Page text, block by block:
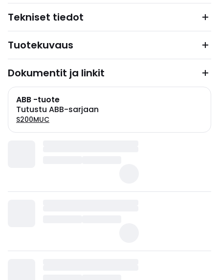
Tekniset tiedot
Tuotekuvaus
Dokumentit ja linkit
ABB -tuote
Tutustu ABB-sarjaan
S200MUC